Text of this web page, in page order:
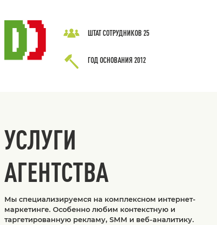
ШТАТ СОТРУДНИКОВ 25
ГОД ОСНОВАНИЯ 2012
УСЛУГИ
АГЕНТСТВА
Мы специализируемся на комплексном интернет-
маркетинге. Особенно любим контекстную и
таргетированную рекламу, SMM и веб-аналитику.